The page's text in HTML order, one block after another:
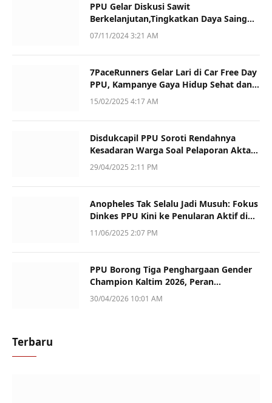
PPU Gelar Diskusi Sawit
Berkelanjutan,Tingkatkan Daya Saing
dan Kualitas
07/11/2024 3:21 AM
7PaceRunners Gelar Lari di Car Free Day
PPU, Kampanye Gaya Hidup Sehat dan
Dukung UMKM
15/02/2025 4:17 AM
Disdukcapil PPU Soroti Rendahnya
Kesadaran Warga Soal Pelaporan Akta
Kematian
29/04/2025 2:11 PM
Anopheles Tak Selalu Jadi Musuh: Fokus
Dinkes PPU Kini ke Penularan Aktif di
Sotek
11/06/2025 2:07 PM
PPU Borong Tiga Penghargaan Gender
Champion Kaltim 2026, Peran
Perempuan Jadi Sorotan
30/04/2026 10:01 AM
Terbaru